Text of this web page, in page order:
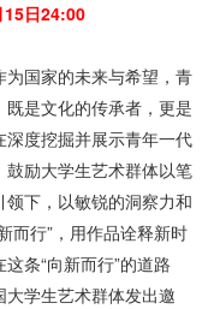
15日24:00
国家的未来与希望，青
是文化的传承者，更是
度挖掘并展示青年一代
励大学生艺术群体以笔
下，以敏锐的洞察力和
而行”，用作品诠释新时
条“向新而行”的道路
学生艺术群体发出邀